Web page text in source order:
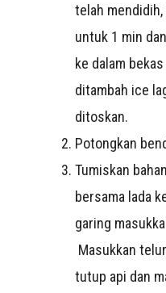
telah
untuk 1 min
ke dalam
ditambah ice
ditoskan.
Potongkan
Tumiskan
bersama lada
garing
Masukkan
tutup api dan